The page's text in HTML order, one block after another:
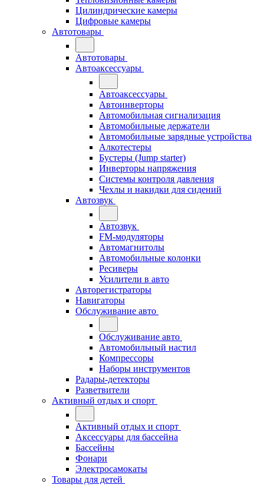
Цилиндрические камеры
Цифровые камеры
Автотовары
Автотовары
Автоаксессуары
Автоаксессуары
Автоинверторы
Автомобильная сигнализация
Автомобильные держатели
Автомобильные зарядные устройства
Алкотестеры
Бустеры (Jump starter)
Инверторы напряжения
Системы контроля давления
Чехлы и накидки для сидений
Автозвук
Автозвук
FM-модуляторы
Автомагнитолы
Автомобильные колонки
Ресиверы
Усилители в авто
Авторегистраторы
Навигаторы
Обслуживание авто
Обслуживание авто
Автомобильный настил
Компрессоры
Наборы инструментов
Радары-детекторы
Разветвители
Активный отдых и спорт
Активный отдых и спорт
Аксессуары для бассейна
Бассейны
Фонари
Электросамокаты
Товары для детей